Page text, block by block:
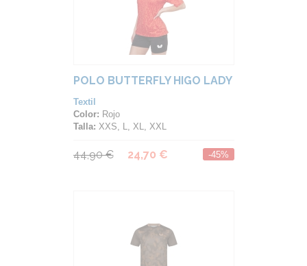
POLO BUTTERFLY HIGO LADY
Textil
Color: Rojo
Talla: XXS, L, XL, XXL
44,90 € 24,70 € -45%